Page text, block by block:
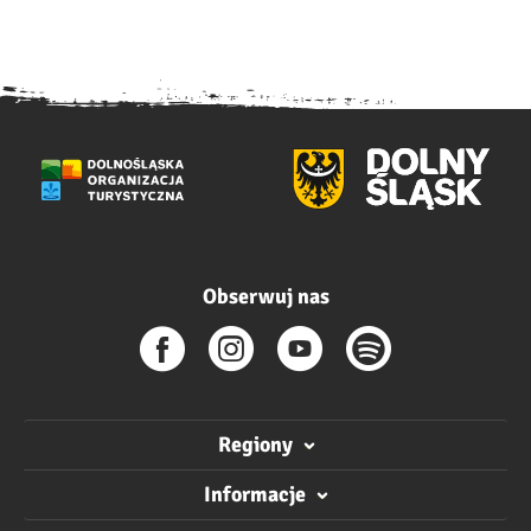
Obserwuj nas
Regiony
Informacje